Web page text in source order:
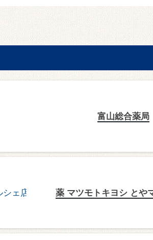
富山総合薬局
薬 マツモトキヨシ とや